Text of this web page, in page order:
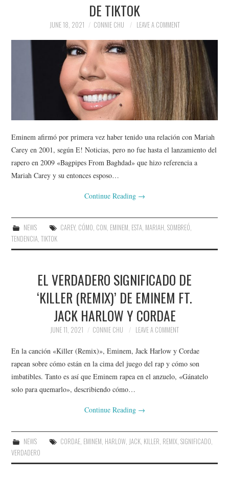
SOCIETY
TECHNOLOGY
DE TIKTOK
JUNE 18, 2021 CONNIE CHU LEAVE A COMMENT
Eminem afirmó por primera vez haber tenido una relación con Mariah
Carey en 2001, según E! Noticias, pero no fue hasta el lanzamiento del
rapero en 2009 «Bagpipes From Baghdad» que hizo referencia a
Mariah Carey y su entonces esposo…
Continue Reading →
NEWS CAREY, CÓMO, CON, EMINEM, ESTA, MARIAH, SOMBREÓ,
TENDENCIA,TIKTOK
EL VERDADERO SIGNIFICADO DE
‘KILLER (REMIX)’ DE EMINEM FT.
JACK HARLOW Y CORDAE
JUNE 11, 2021 CONNIE CHU LEAVE A COMMENT
En la canción «Killer (Remix)», Eminem, Jack Harlow y Cordae
rapean sobre cómo están en la cima del juego del rap y cómo son
imbatibles. Tanto es así que Eminem rapea en el anzuelo, «Gánatelo
solo para quemarlo», describiendo cómo…
Continue Reading →
NEWS CORDAE, EMINEM, HARLOW, JACK, KILLER, REMIX, SIGNIFICADO,
VERDADERO